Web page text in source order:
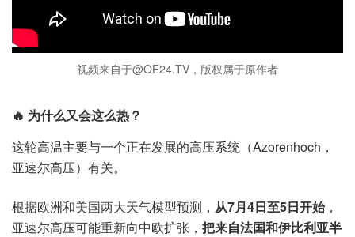
视频来自于@OE24.TV，版权属于原作者
🔥 为什么又会这么热？
这轮高温主要与一个正在发展的高压系统（Azorenhoch，
亚速尔高压）有关。
根据欧洲和美国两大天气模型预测， 从7月4日至5日开始，
亚速尔高压可能重新向中欧扩张， 把来自法国和伊比利亚半